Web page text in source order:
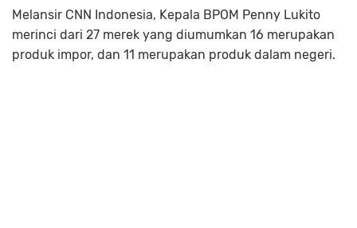
Melansir CNN Indonesia, Kepala BPOM Penny Lukito
merinci dari 27 merek yang diumumkan 16 merupakan
produk impor, dan 11 merupakan produk dalam negeri.